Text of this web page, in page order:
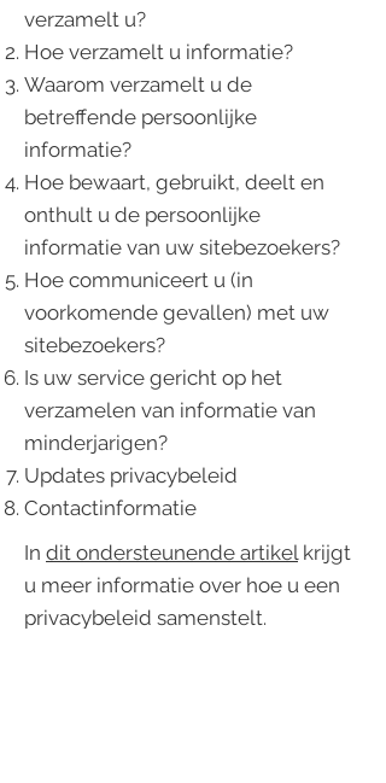
verzamelt u?
Hoe verzamelt u informatie?
Waarom verzamelt u de
betreffende persoonlijke
informatie?
Hoe bewaart, gebruikt, deelt en
onthult u de persoonlijke
informatie van uw sitebezoekers?
Hoe communiceert u (in
voorkomende gevallen) met uw
sitebezoekers?
Is uw service gericht op het
verzamelen van informatie van
minderjarigen?
Updates privacybeleid
Contactinformatie
In dit ondersteunende artikelkrijgt
u meer informatie over hoe u een
privacybeleid samenstelt.